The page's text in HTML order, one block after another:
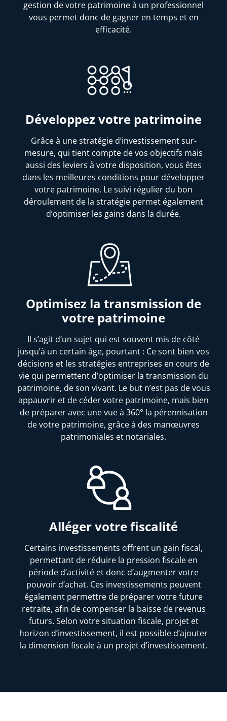
gestion de votre patrimoine à un professionnel
vous permet donc de gagner en temps et en
efficacité.
Développez votre patrimoine
Grâce à une stratégie d’investissement sur-
mesure, qui tient compte de vos objectifs mais
aussi des leviers à votre disposition, vous êtes
dans les meilleures conditions pour développer
votre patrimoine. Le suivi régulier du bon
déroulement de la stratégie permet également
d’optimiser les gains dans la durée.
Optimisez la transmission de
votre patrimoine
Il s’agit d’un sujet qui est souvent mis de côté
jusqu’à un certain âge, pourtant : Ce sont bien vos
décisions et les stratégies entreprises en cours de
vie qui permettent d’optimiser la transmission du
patrimoine, de son vivant. Le but n’est pas de vous
appauvrir et de céder votre patrimoine, mais bien
de préparer avec une vue à 360° la pérennisation
de votre patrimoine, grâce à des manœuvres
patrimoniales et notariales.
Alléger votre fiscalité
Certains investissements offrent un gain fiscal,
permettant de réduire la pression fiscale en
période d’activité et donc d’augmenter votre
pouvoir d’achat. Ces investissements peuvent
également permettre de préparer votre future
retraite, afin de compenser la baisse de revenus
futurs. Selon votre situation fiscale, projet et
horizon d’investissement, il est possible d’ajouter
la dimension fiscale à un projet d’investissement.